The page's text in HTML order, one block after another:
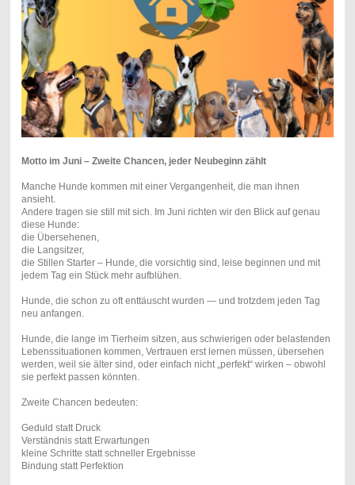
Motto im Juni – Zweite Chancen, jeder Neubeginn zählt
Manche Hunde kommen mit einer Vergangenheit, die man ihnen
ansieht.
Andere tragen sie still mit sich. Im Juni richten wir den Blick auf genau
diese Hunde:
die Übersehenen,
die Langsitzer,
die Stillen Starter – Hunde, die vorsichtig sind, leise beginnen und mit
jedem Tag ein Stück mehr aufblühen.
Hunde, die schon zu oft enttäuscht wurden — und trotzdem jeden Tag
neu anfangen.
Hunde, die lange im Tierheim sitzen, aus schwierigen oder belastenden
Lebenssituationen kommen, Vertrauen erst lernen müssen, übersehen
werden, weil sie älter sind, oder einfach nicht „perfekt“ wirken – obwohl
sie perfekt passen könnten.
Zweite Chancen bedeuten:
Geduld statt Druck
Verständnis statt Erwartungen
kleine Schritte statt schneller Ergebnisse
Bindung statt Perfektion